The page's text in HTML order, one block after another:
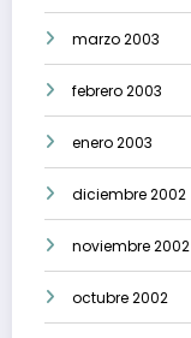
marzo 2003
febrero 2003
enero 2003
diciembre 2002
noviembre 2002
octubre 2002